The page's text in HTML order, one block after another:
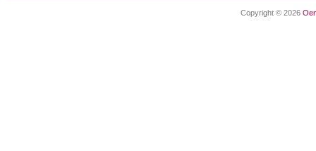
Copyright © 2026